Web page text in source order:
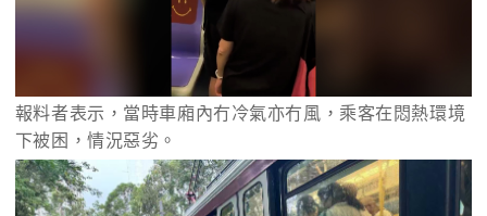
報料者表示，當時車廂內冇冷氣亦冇風，乘客在悶熱環境
下被困，情況惡劣。